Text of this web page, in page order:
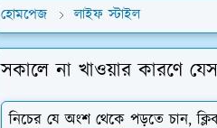
হোমপেজ লাইফ স্টাইল
সকালে না খাওয়ার কারণে
নিচের যে অংশ থেকে পড়তে চান,